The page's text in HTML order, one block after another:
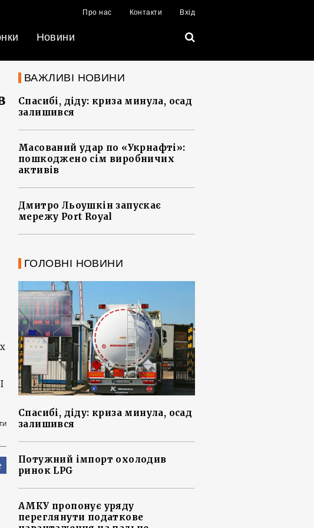
Про нас Контакти Вхід
Новини
ВАЖЛИВІ НОВИНИ
Спасибі, діду: криза минула, осад
залишився
Масований удар по «Укрнафті»:
пошкоджено сім виробничих
активів
Дмитро Льоушкін запускає
мережу Port Royal
ГОЛОВНІ НОВИНИ
Спасибі, діду: криза минула, осад
залишився
Потужний імпорт охолодив
ринок LPG
АМКУ пропонує уряду
переглянути податкове